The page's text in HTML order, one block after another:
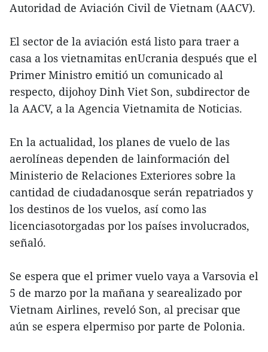
Autoridad de Aviación Civil de Vietnam (AACV).
El sector de la aviación está listo para traer a
casa a los vietnamitas enUcrania después que el
Primer Ministro emitió un comunicado al
respecto, dijohoy Dinh Viet Son, subdirector de
la AACV, a la Agencia Vietnamita de Noticias.
En la actualidad, los planes de vuelo de las
aerolíneas dependen de lainformación del
Ministerio de Relaciones Exteriores sobre la
cantidad de ciudadanosque serán repatriados y
los destinos de los vuelos, así como las
licenciasotorgadas por los países involucrados,
señaló.
Se espera que el primer vuelo vaya a Varsovia el
5 de marzo por la mañana y searealizado por
Vietnam Airlines, reveló Son, al precisar que
aún se espera elpermiso por parte de Polonia.